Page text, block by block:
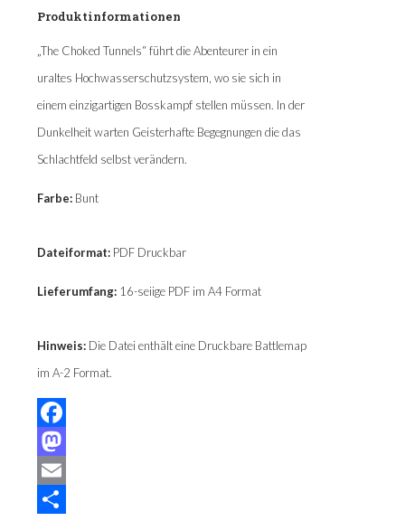
D&D
Adventure
Produktinformationen
„The Choked Tunnels“ führt die Abenteurer in ein
uraltes Hochwasserschutzsystem, wo sie sich in
einem einzigartigen Bosskampf stellen müssen. In der
Dunkelheit warten Geisterhafte Begegnungen die das
Schlachtfeld selbst verändern.
Farbe: Bunt
Dateiformat: PDF Druckbar
Lieferumfang: 16-seiige PDF im A4 Format
Hinweis: Die Datei enthält eine Druckbare Battlemap
im A-2 Format.
Facebook
Mastodon
Email